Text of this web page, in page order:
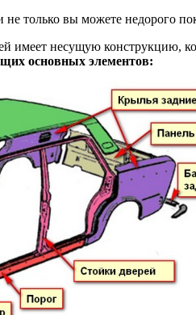
только вы можете недорого
имеет несущую конструкцию,
основных элементов: